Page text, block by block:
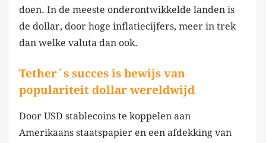
doen. In de meeste onderontwikkelde landen is
de dollar, door hoge inflatiecijfers, meer in trek
dan welke valuta dan ook.
Tether´s succes is bewijs van
populariteit dollar wereldwijd
Door USD stablecoins te koppelen aan
Amerikaans staatspapier en een afdekking van